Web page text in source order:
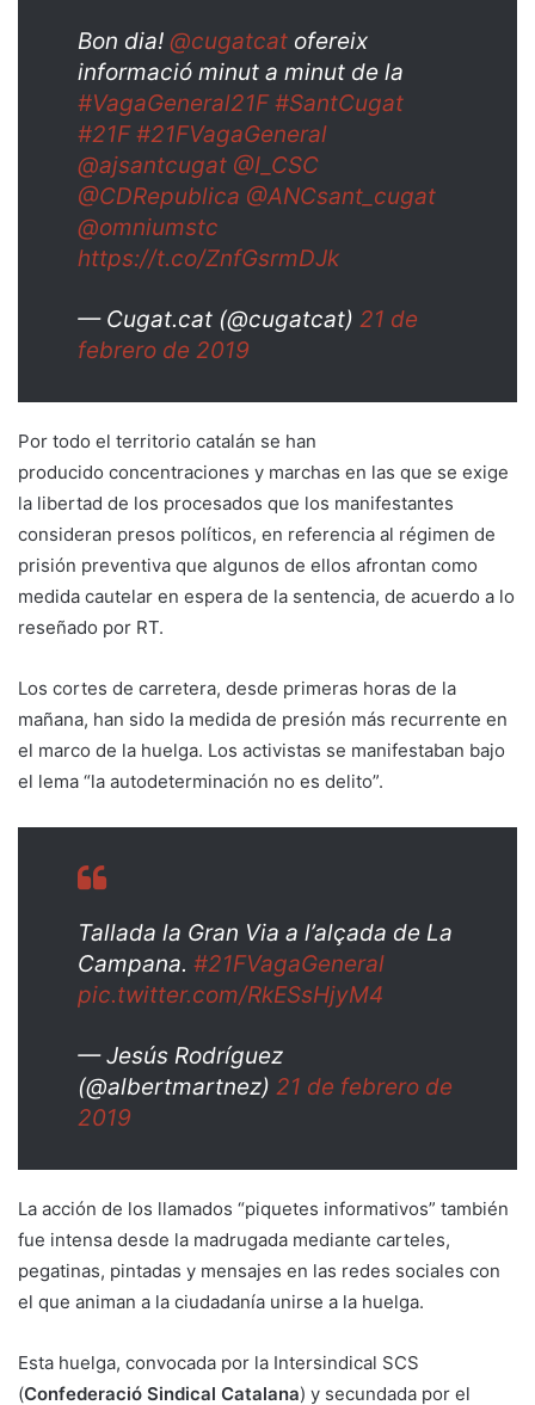
Bon dia! @cugatcat ofereix
informació minut a minut de la
#VagaGeneral21F #SantCugat
#21F #21FVagaGeneral
@ajsantcugat @I_CSC
@CDRepublica @ANCsant_cugat
@omniumstc
https://t.co/ZnfGsrmDJk
— Cugat.cat (@cugatcat) 21 de
febrero de 2019
Por todo el territorio catalán se han
producido concentraciones y marchas en las que se exige
la libertad de los procesados que los manifestantes
consideran presos políticos, en referencia al régimen de
prisión preventiva que algunos de ellos afrontan como
medida cautelar en espera de la sentencia, de acuerdo a lo
reseñado por RT.
Los cortes de carretera, desde primeras horas de la
mañana, han sido la medida de presión más recurrente en
el marco de la huelga. Los activistas se manifestaban bajo
el lema “la autodeterminación no es delito”.
Tallada la Gran Via a l’alçada de La
Campana. #21FVagaGeneral
pic.twitter.com/RkESsHjyM4
— Jesús Rodríguez
(@albertmartnez) 21 de febrero de
2019
La acción de los llamados “piquetes informativos” también
fue intensa desde la madrugada mediante carteles,
pegatinas, pintadas y mensajes en las redes sociales con
el que animan a la ciudadanía unirse a la huelga.
Esta huelga, convocada por la Intersindical SCS
(Confederació Sindical Catalana) y secundada por el